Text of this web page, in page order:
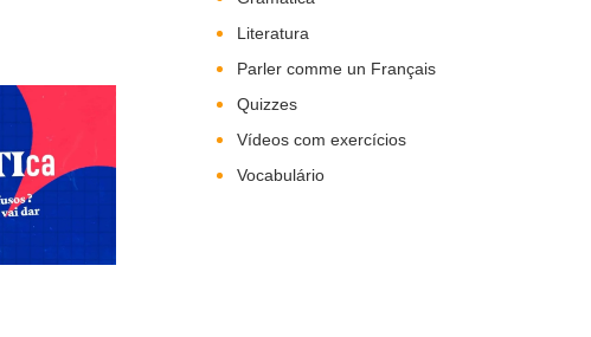
Literatura
Parler comme un Français
Quizzes
Vídeos com exercícios
Vocabulário